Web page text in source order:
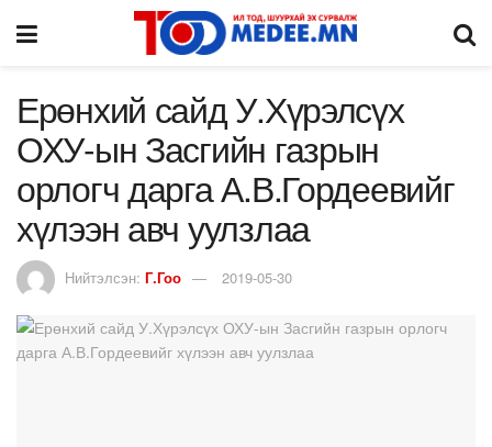
Ерөнхий сайд У.Хүрэлсүх
ОХУ-ын Засгийн газрын
орлогч дарга А.В.Гордеевийг
хүлээн авч уулзлаа
Нийтэлсэн: Г.Гоо 2019-05-30